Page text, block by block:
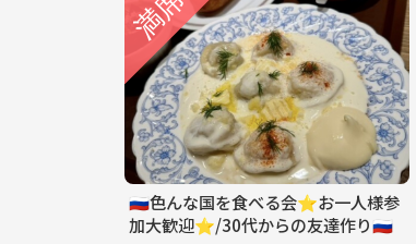
🇷🇺色んな国を食べる会⭐︎お一人様参
加大歓迎⭐︎/30代からの友達作り🇷🇺